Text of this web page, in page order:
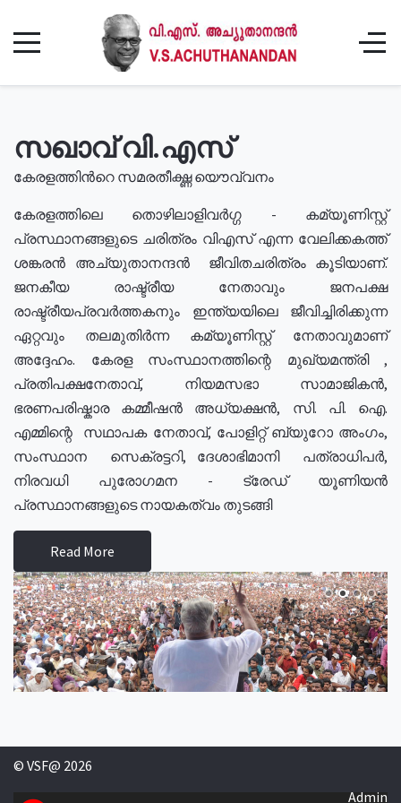
സഖാവ് വി.എസ്
കേരളത്തിൻറെ സമരതീക്ഷ്ണ യൌവ്വനം
കേരളത്തിലെ തൊഴിലാളിവർഗ്ഗ - കമ്യൂണിസ്റ്റ്
പ്രസ്ഥാനങ്ങളുടെ ചരിത്രം വിഎസ് എന്ന വേലിക്കകത്ത്
ശങ്കരൻ അച്യുതാനന്ദൻ ജീവിതചരിത്രം കൂടിയാണ്.
ജനകീയ രാഷ്ട്രീയ നേതാവും ജനപക്ഷ
രാഷ്ട്രീയപ്രവർത്തകനും ഇന്ത്യയിലെ ജീവിച്ചിരിക്കുന്ന
ഏറ്റവും തലമുതിർന്ന കമ്യൂണിസ്റ്റ് നേതാവുമാണ്
അദ്ദേഹം. കേരള സംസ്ഥാനത്തിന്റെ മുഖ്യമന്ത്രി ,
പ്രതിപക്ഷനേതാവ്, നിയമസഭാ സാമാജികൻ,
ഭരണപരിഷ്കാര കമ്മീഷൻ അധ്യക്ഷൻ, സി. പി. ഐ.
എമ്മിന്റെ സഥാപക നേതാവ്, പോളിറ്റ് ബ്യുറോ അംഗം,
സംസ്ഥാന സെക്രട്ടറി, ദേശാഭിമാനി പത്രാധിപർ,
നിരവധി പുരോഗമന - ട്രേഡ് യൂണിയൻ
പ്രസ്ഥാനങ്ങളുടെ നായകത്വം തുടങ്ങി
Read More
© VSF@ 2026
Admin